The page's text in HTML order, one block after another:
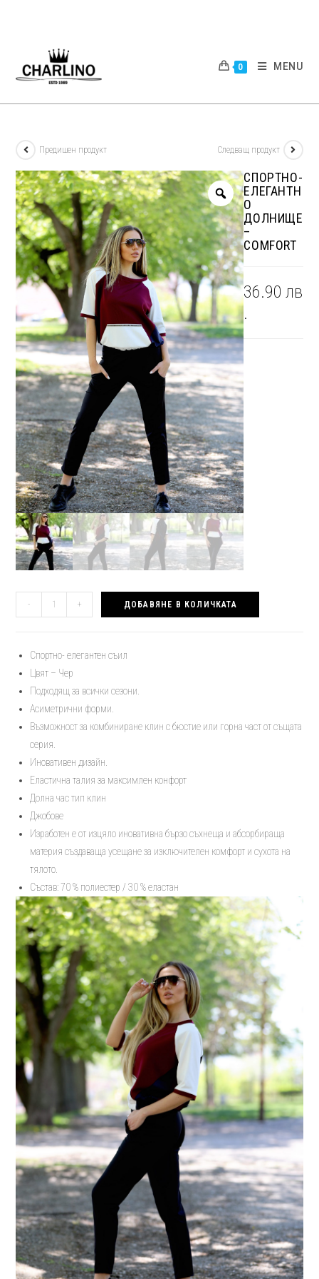
0 MENU
Предишен продукт Следващ продукт
СПОРТНО-
ЕЛЕГАНТН
О
ДОЛНИЩЕ
–
COMFORT
36.90лв
.
количество
за
елегантно
долнище
Comfort
- + ДОБАВЯНЕ В КОЛИЧКАТА
Спортно- елегантен съил
Цвят – Чер
Подходящ за всички сезони.
Асиметрични форми.
Възможност за комбиниране клин с бюстие или горна част от същата
серия.
Иновативен дизайн.
Еластична талия за максимлен конфорт
Долна час тип клин
Джобове
Изработен е от изцяло иновативна бързо съхнеща и абсорбираща
материя създаваща усещане за изключителен комфорт и сухота на
тялото.
Състав: 70 % полиестер / 30 % еластан